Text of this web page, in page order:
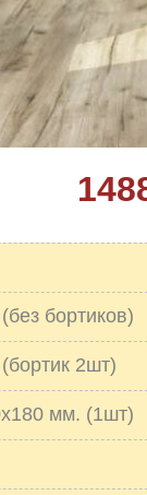
бортиков)
2шт)
мм. (1шт)